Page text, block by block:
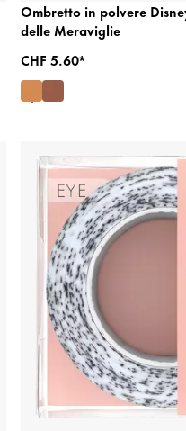
Ombretto in polvere
delle Meraviglie
CHF 5.60*